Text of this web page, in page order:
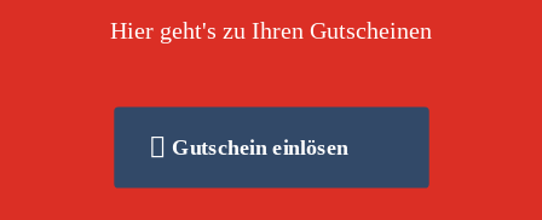
Hier geht's zu Ihren Gutscheinen
Gutschein einlösen